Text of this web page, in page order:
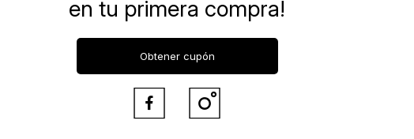
en tu primera compra!
Obtener cupón
 